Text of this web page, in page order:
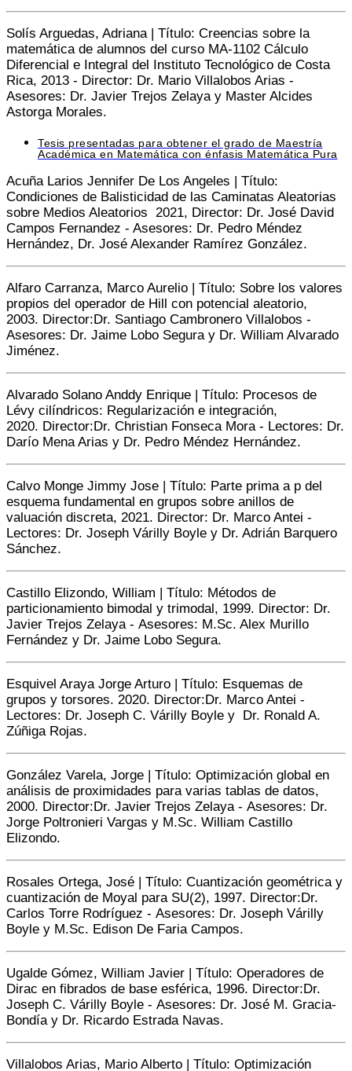
Solís Arguedas, Adriana | Título: Creencias sobre la
matemática de alumnos del curso MA-1102 Cálculo
Diferencial e Integral del Instituto Tecnológico de Costa
Rica, 2013 - Director: Dr. Mario Villalobos Arias -
Asesores: Dr. Javier Trejos Zelaya y Master Alcides
Astorga Morales.
Tesis presentadas para obtener el grado de Maestría
Académica en Matemática con énfasis Matemática Pura
Acuña Larios Jennifer De Los Angeles | Título:
Condiciones de Balisticidad de las Caminatas Aleatorias
sobre Medios Aleatorios 2021, Director: Dr. José David
Campos Fernandez - Asesores: Dr. Pedro Méndez
Hernández, Dr. José Alexander Ramírez González.
Alfaro Carranza, Marco Aurelio | Título: Sobre los valores
propios del operador de Hill con potencial aleatorio,
2003. Director: Dr. Santiago Cambronero Villalobos -
Asesores: Dr. Jaime Lobo Segura y Dr. William Alvarado
Jiménez.
Alvarado Solano Anddy Enrique | Título: Procesos de
Lévy cilíndricos: Regularización e integración,
2020. Director: Dr. Christian Fonseca Mora - Lectores: Dr.
Darío Mena Arias y Dr. Pedro Méndez Hernández.
Calvo Monge Jimmy Jose | Título: Parte prima a p del
esquema fundamental en grupos sobre anillos de
valuación discreta, 2021. Director: Dr. Marco Antei -
Lectores: Dr. Joseph Várilly Boyle y Dr. Adrián Barquero
Sánchez.
Castillo Elizondo, William | Título: Métodos de
particionamiento bimodal y trimodal, 1999. Director: Dr.
Javier Trejos Zelaya - Asesores: M.Sc. Alex Murillo
Fernández y Dr. Jaime Lobo Segura.
Esquivel Araya Jorge Arturo | Título: Esquemas de
grupos y torsores. 2020. Director: Dr. Marco Antei -
Lectores: Dr. Joseph C. Várilly Boyle y Dr. Ronald A.
Zúñiga Rojas.
González Varela, Jorge | Título: Optimización global en
análisis de proximidades para varias tablas de datos,
2000. Director: Dr. Javier Trejos Zelaya - Asesores: Dr.
Jorge Poltronieri Vargas y M.Sc. William Castillo
Elizondo.
Rosales Ortega, José | Título: Cuantización geométrica y
cuantización de Moyal para SU(2), 1997. Director: Dr.
Carlos Torre Rodríguez - Asesores: Dr. Joseph Várilly
Boyle y M.Sc. Edison De Faria Campos.
Ugalde Gómez, William Javier | Título: Operadores de
Dirac en fibrados de base esférica, 1996. Director: Dr.
Joseph C. Várilly Boyle - Asesores: Dr. José M. Gracia-
Bondía y Dr. Ricardo Estrada Navas.
Villalobos Arias, Mario Alberto | Título: Optimización